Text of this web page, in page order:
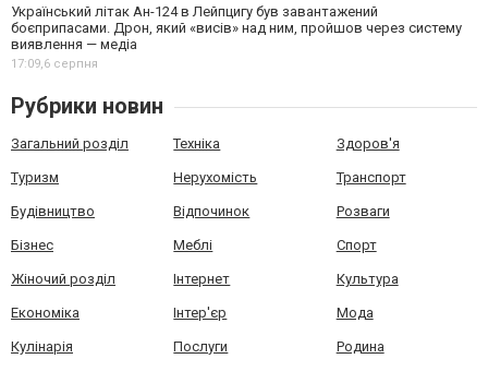
Український літак Ан-124 в Лейпцигу був завантажений
боєприпасами. Дрон, який «висів» над ним, пройшов через систему
виявлення — медіа
17:09,6 серпня
Рубрики новин
Загальний розділ Техніка Здоров'я
Туризм Нерухомість Транспорт
Будівництво Відпочинок Розваги
Бізнес Меблі Спорт
Жіночий розділ Інтернет Культура
Економіка Інтер'єр Мода
Кулінарія Послуги Родина